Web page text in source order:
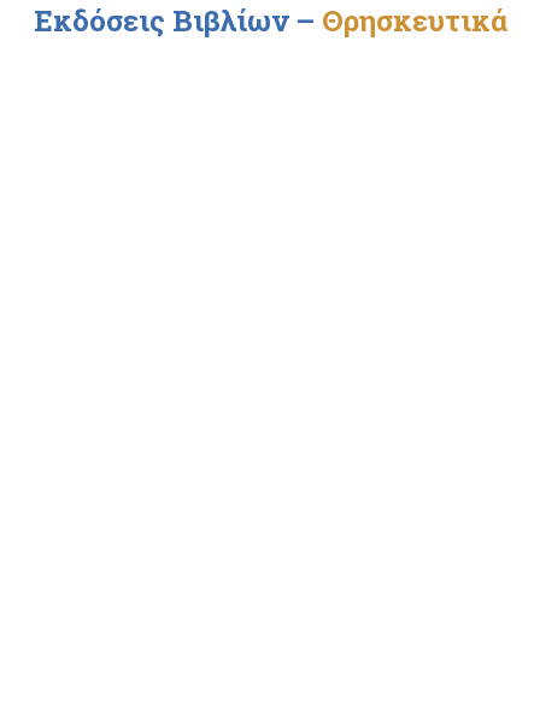
Εκδόσεις Βιβλίων – Θρησκευτικά